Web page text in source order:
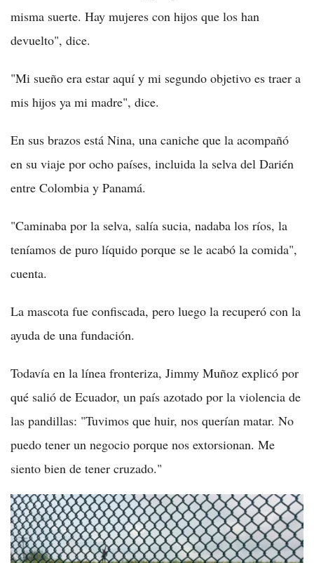
misma suerte. Hay mujeres con hijos que los han
devuelto", dice.
"Mi sueño era estar aquí y mi segundo objetivo es traer a
mis hijos ya mi madre", dice.
En sus brazos está Nina, una caniche que la acompañó
en su viaje por ocho países, incluida la selva del Darién
entre Colombia y Panamá.
"Caminaba por la selva, salía sucia, nadaba los ríos, la
teníamos de puro líquido porque se le acabó la comida",
cuenta.
La mascota fue confiscada, pero luego la recuperó con la
ayuda de una fundación.
Todavía en la línea fronteriza, Jimmy Muñoz explicó por
qué salió de Ecuador, un país azotado por la violencia de
las pandillas: "Tuvimos que huir, nos querían matar. No
puedo tener un negocio porque nos extorsionan. Me
siento bien de tener cruzado."